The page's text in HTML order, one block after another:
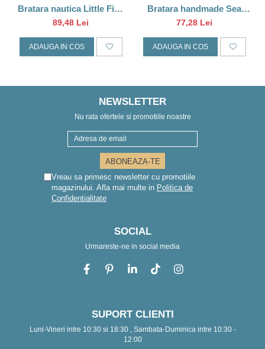
Bratara nautica Little Fish
Turcoaz
89,48 Lei
ADAUGA IN COS
Bratara handmade Sea
Turtle
77,28 Lei
ADAUGA IN COS
NEWSLETTER
Nu rata ofertele si promotiile noastre
Vreau sa primesc newsletter cu promotiile
magazinului. Afla mai multe in Politica de
Confidentialitate
SOCIAL
Urmareste-ne in social media
SUPORT CLIENTI
Luni-Vineri intre 10:30 si 18:30 , Sambata-Duminica intre 10:30 -
12:00